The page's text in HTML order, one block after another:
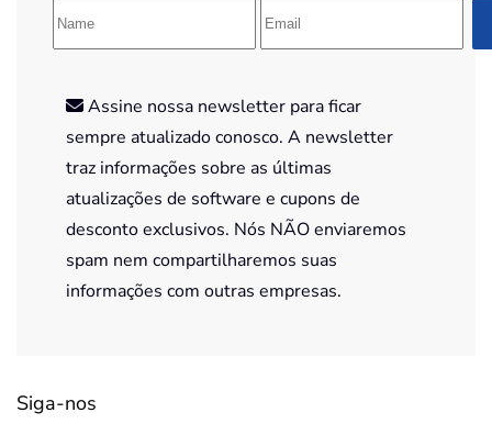
Assine nossa newsletter para ficar
sempre atualizado conosco. A newsletter
traz informações sobre as últimas
atualizações de software e cupons de
desconto exclusivos. Nós NÃO enviaremos
spam nem compartilharemos suas
informações com outras empresas.
Siga-nos